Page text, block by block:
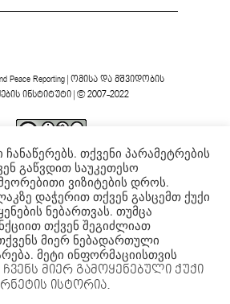
Peace Reporting| ომისა და მშვიდობის
ინსტიტუტი| © 2007-2022
და შინაარსი დაცულიაCreative
არაკომერციული 4.0 საერთაშორისო
ფარგლებში.
ჩანაწერებს. თქვენი პარამეტრების
გაწვდით საუკეთესო
ვიზიტების დროს.
დაჭერით თქვენ გასცემთ ქუქი
ნებართვას. თუმცა
თქვენ შეგიძლიათ
მიერ ნებადართული
მეტი ინფორმაციისთვის
ჩვენს მიერ გამოყენებული ქუქი
ისტორია.